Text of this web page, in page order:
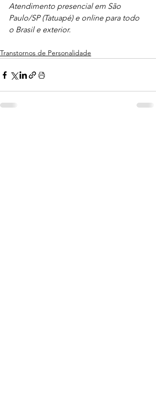
Atendimento presencial em São
Paulo/SP (Tatuapé) e online para todo
o Brasil e exterior.
Transtornos de Personalidade